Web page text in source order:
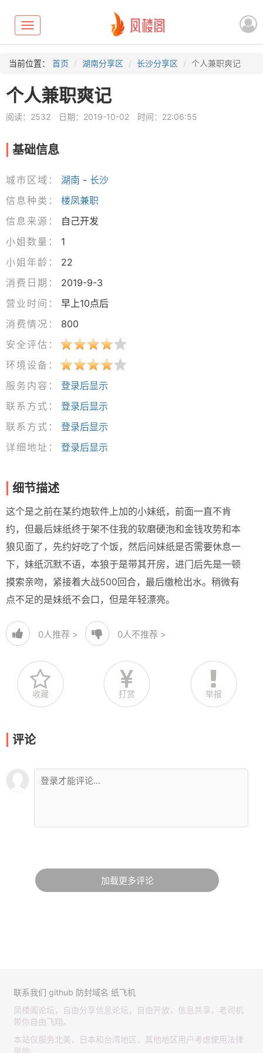
Toggle
navigation
当前位置： 首页 湖南分享区 长沙分享区 个人兼职爽记
个人兼职爽记
阅读：2532 日期：2019-10-02 时间：22:06:55
基础信息
城市区域： 湖南 - 长沙
信息种类：
楼凤兼职
信息来源：
自己开发
小姐数量：
1
小姐年龄：
22
消费日期：
2019-9-3
营业时间：
早上10点后
消费情况：
800
安全评估：
环境设备：
服务内容：
登录后显示
联系方式：
登录后显示
联系方式：
登录后显示
详细地址：
登录后显示
细节描述
这个是之前在某约炮软件上加的小妹纸，前面一直不肯
约，但最后妹纸终于架不住我的软磨硬泡和金钱攻势和本
狼见面了，先约好吃了个饭，然后问妹纸是否需要休息一
下，妹纸沉默不语，本狼于是带其开房，进门后先是一顿
摸索亲吻，紧接着大战500回合，最后缴枪出水。稍微有
点不足的是妹纸不会口，但是年轻漂亮。
0人推荐 > 0人不推荐 >
收藏 打赏 举报
评论
加载更多评论
联系我们 github 防封域名 纸飞机
凤楼阁论坛，自由分享信息论坛，自由开放，信息共享，老司机
带你自由飞翔。
本站仅服务北美，日本和台湾地区，其他地区用户考虑使用法律
风险。